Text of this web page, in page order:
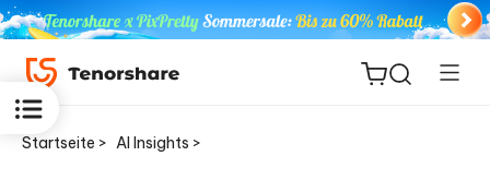
Startseite > AI Insights >